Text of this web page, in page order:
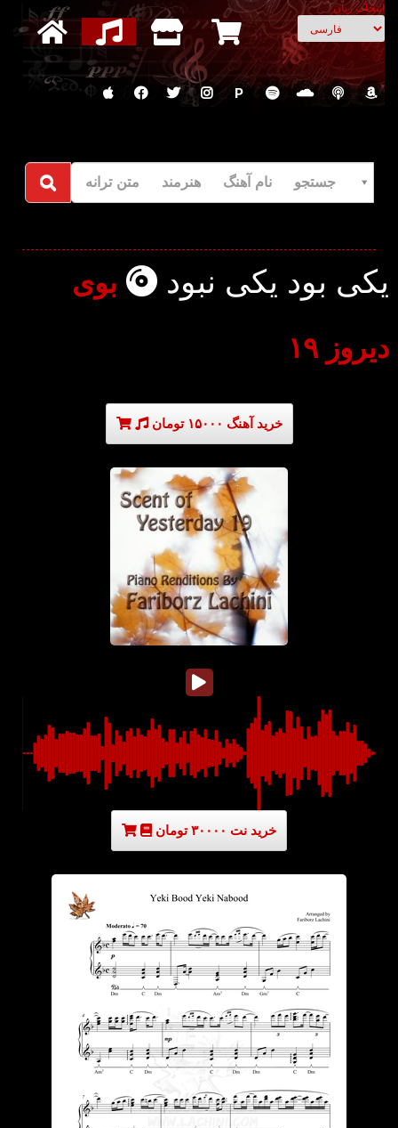
انتخاب زبان
P
جستجو نام آهنگ هنرمند متن ترانه
یکی بود یکی نبود بوی
دیروز ۱۹
خرید آهنگ ۱۵۰۰۰ تومان
خرید نت ۳۰۰۰۰ تومان